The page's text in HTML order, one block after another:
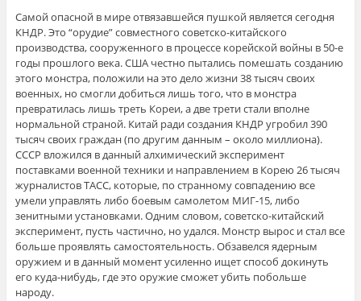
Самой опасной в мире отвязавшейся пушкой является сегодня
КНДР. Это “орудие” совместного советско-китайского
производства, сооруженного в процессе корейской войны в 50-е
годы прошлого века. США честно пытались помешать созданию
этого монстра, положили на это дело жизни 38 тысяч своих
военных, но смогли добиться лишь того, что в монстра
превратилась лишь треть Кореи, а две трети стали вполне
нормальной страной. Китай ради создания КНДР угробил 390
тысяч своих граждан (по другим данным – около миллиона).
СССР вложился в данный алхимический эксперимент
поставками военной техники и направлением в Корею 26 тысяч
журналистов ТАСС, которые, по странному совпадению все
умели управлять либо боевым самолетом МИГ-15, либо
зенитными установками. Одним словом, советско-китайский
эксперимент, пусть частично, но удался. Монстр вырос и стал все
больше проявлять самостоятельность. Обзавелся ядерным
оружием и в данный момент усиленно ищет способ докинуть
его куда-нибудь, где это оружие сможет убить побольше
народу.